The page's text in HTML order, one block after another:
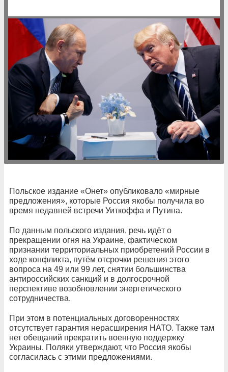
Польское издание «Онет» опубликовало «мирные
предложения», которые Россия якобы получила во
время недавней встречи Уиткоффа и Путина.
По данным польского издания, речь идёт о
прекращении огня на Украине, фактическом
признании территориальных приобретений России в
ходе конфликта, путём отсрочки решения этого
вопроса на 49 или 99 лет, снятии большинства
антироссийских санкций и в долгосрочной
перспективе возобновлении энергетического
сотрудничества.
При этом в потенциальных договоренностях
отсутствует гарантия нерасширения НАТО. Также там
нет обещаний прекратить военную поддержку
Украины. Поляки утверждают, что Россия якобы
согласилась с этими предложениями.